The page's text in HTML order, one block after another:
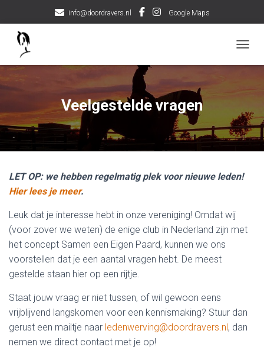
info@doordravers.nl Google Maps
Veelgestelde vragen
LET OP: we hebben regelmatig plek voor nieuwe leden!
Hier lees je meer.
Leuk dat je interesse hebt in onze vereniging! Omdat wij
(voor zover we weten) de enige club in Nederland zijn met
het concept Samen een Eigen Paard, kunnen we ons
voorstellen dat je een aantal vragen hebt. De meest
gestelde staan hier op een rijtje.
Staat jouw vraag er niet tussen, of wil gewoon eens
vrijblijvend langskomen voor een kennismaking? Stuur dan
gerust een mailtje naar ledenwerving@doordravers.nl, dan
nemen we direct contact met je op!